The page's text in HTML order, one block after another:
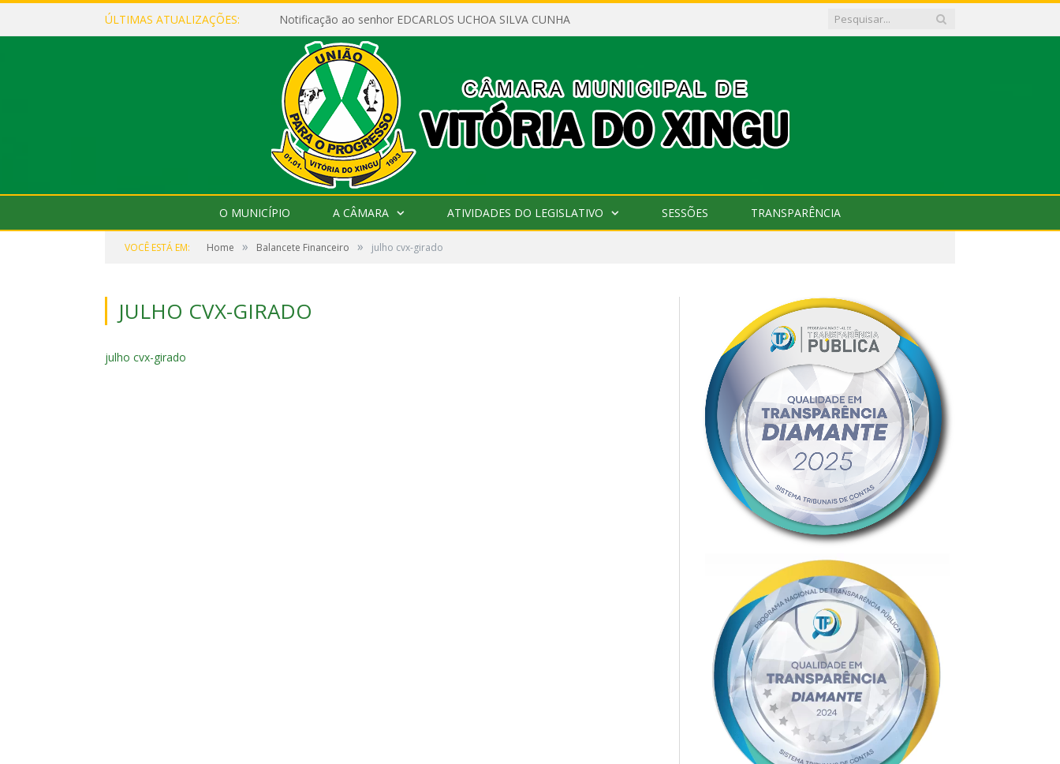
ÚLTIMAS ATUALIZAÇÕES: Notificação ao senhor EDCARLOS UCHOA SILVA CUNHA
O MUNICÍPIO A CÂMARA ATIVIDADES DO LEGISLATIVO SESSÕES TRANSPARÊNCIA
VOCÊ ESTÁ EM: Home » Balancete Financeiro » julho cvx-girado
JULHO CVX-GIRADO
julho cvx-girado